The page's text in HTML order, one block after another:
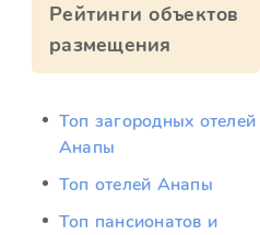
Рейтинги объектов
размещения
Топ загородных отелей
Анапы
Топ отелей Анапы
Топ пансионатов и